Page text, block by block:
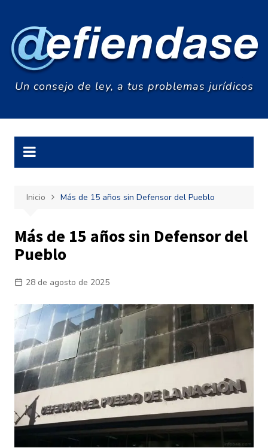
contenido
Un consejo de ley, a tus problemas jurídicos
Inicio Más de 15 años sin Defensor del Pueblo
Más de 15 años sin Defensor del
Pueblo
28 de agosto de 2025